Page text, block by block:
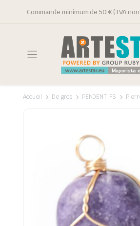
Commande minimum de 50 € (TVA
Accueil De gros PENDENTIFS